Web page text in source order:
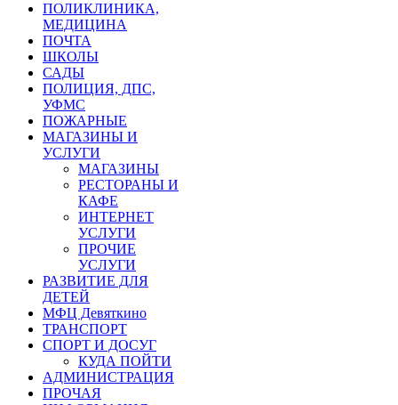
ПОЛИКЛИНИКА,
МЕДИЦИНА
ПОЧТА
ШКОЛЫ
САДЫ
ПОЛИЦИЯ, ДПС,
УФМС
ПОЖАРНЫЕ
МАГАЗИНЫ И
УСЛУГИ
МАГАЗИНЫ
РЕСТОРАНЫ И
КАФЕ
ИНТЕРНЕТ
УСЛУГИ
ПРОЧИЕ
УСЛУГИ
РАЗВИТИЕ ДЛЯ
ДЕТЕЙ
МФЦ Девяткино
ТРАНСПОРТ
СПОРТ И ДОСУГ
КУДА ПОЙТИ
АДМИНИСТРАЦИЯ
ПРОЧАЯ